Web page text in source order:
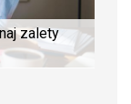
zalety